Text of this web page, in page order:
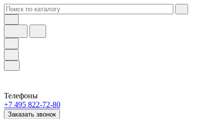
Телефоны
+7 495 822-72-80
Заказать звонок